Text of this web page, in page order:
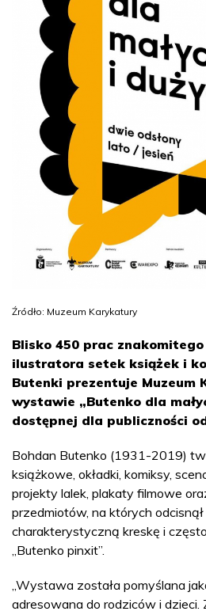
Źródło: Muzeum Karykatury
Blisko 450 prac
ilustratora setek książek i
Butenki prezentuje Muzeum
wystawie „Butenko dla
dostępnej dla publiczności
Bohdan Butenko (1931-2019)
książkowe, okładki, komiksy,
projekty lalek, plakaty filmowe
przedmiotów, na których
charakterystyczną kreskę i
„Butenko pinxit”.
„Wystawa została pomyślana
adresowana do rodziców i dzieci.